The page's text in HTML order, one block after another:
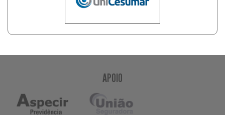
APOIO